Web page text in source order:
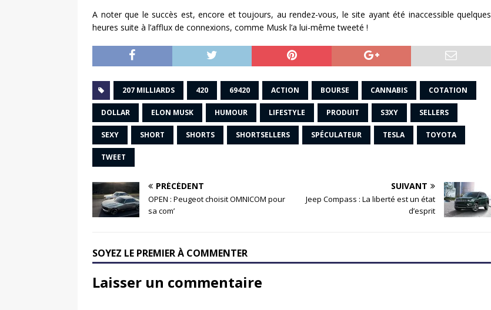
A noter que le succès est, encore et toujours, au rendez-vous, le site ayant été inaccessible quelques
heures suite à l’afflux de connexions, comme Musk l’a lui-même tweeté !
207 MILLIARDS 420 69420 ACTION BOURSE CANNABIS COTATION
DOLLAR ELON MUSK HUMOUR LIFESTYLE PRODUIT S3XY SELLERS
SEXY SHORT SHORTS SHORTSELLERS SPÉCULATEUR TESLA TOYOTA
TWEET
PRÉCÉDENT
OPEN : Peugeot choisit OMNICOM pour
sa com’
SUIVANT
Jeep Compass : La liberté est un état
d’esprit
SOYEZ LE PREMIER À COMMENTER
Laisser un commentaire